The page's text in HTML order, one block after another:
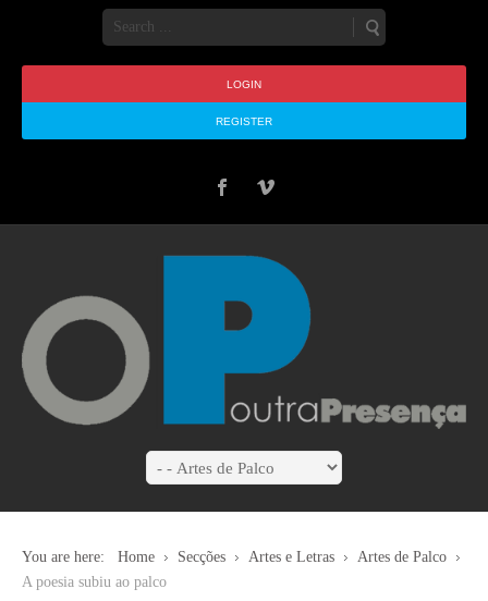
LOGIN
REGISTER
You are here: Home Secções Artes e Letras
Artes de Palco
A poesia subiu ao palco